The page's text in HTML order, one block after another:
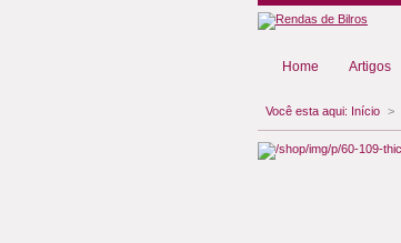
Home Artigos
Você esta aqui: Início >